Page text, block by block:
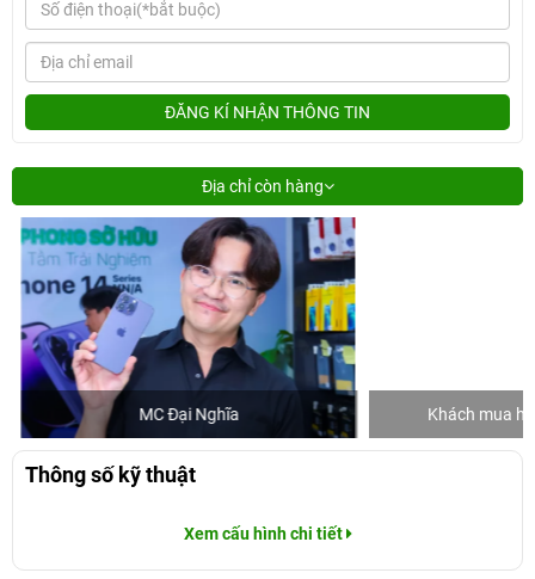
ĐĂNG KÍ NHẬN THÔNG TIN
Địa chỉ còn hàng
MC Đại Nghĩa Khách mua
Thông số kỹ thuật
Xem cấu hình chi tiết